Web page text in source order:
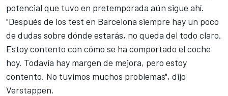
potencial que tuvo en pretemporada aún sigue ahí.
"Después de los test en Barcelona siempre hay un poco
de dudas sobre dónde estarás, no queda del todo claro.
Estoy contento con cómo se ha comportado el coche
hoy. Todavía hay margen de mejora, pero estoy
contento. No tuvimos muchos problemas", dijo
Verstappen.